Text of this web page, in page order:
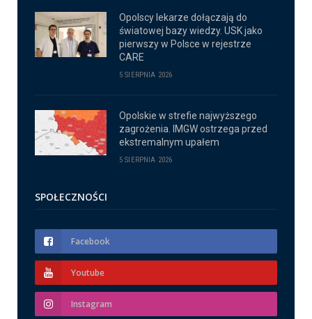
Opolscy lekarze dołączają do
światowej bazy wiedzy. USK jako
pierwszy w Polsce w rejestrze
CARE
5 SIERPNIA 2026
Opolskie w strefie najwyższego
zagrożenia. IMGW ostrzega przed
ekstremalnym upałem
5 SIERPNIA 2026
SPOŁECZNOŚCI
Facebook
Youtube
Instagram